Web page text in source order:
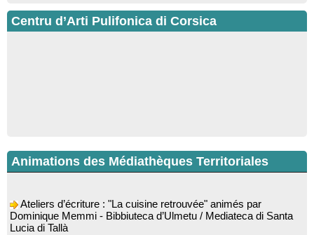
Centru d’Arti Pulifonica di Corsica
Animations des Médiathèques Territoriales
Dominique Memmi - Bibbiuteca d’Ulmetu / Mediateca di Santa
Lucia di Tallà